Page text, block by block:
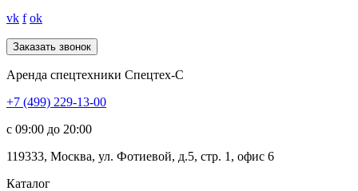
vk f ok
Аренда спецтехники Спецтех-С
+7 (499) 229-13-00
c 09:00 до 20:00
119333, Москва, ул. Фотиевой, д.5, стр. 1, офис 6
Каталог